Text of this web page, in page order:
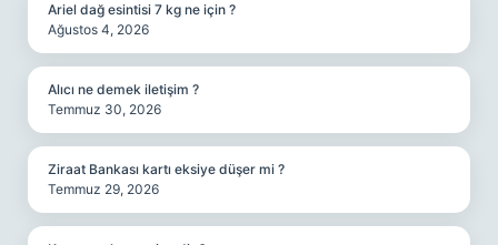
Ariel dağ esintisi 7 kg ne için ?
Ağustos 4, 2026
Alıcı ne demek iletişim ?
Temmuz 30, 2026
Ziraat Bankası kartı eksiye düşer mi ?
Temmuz 29, 2026